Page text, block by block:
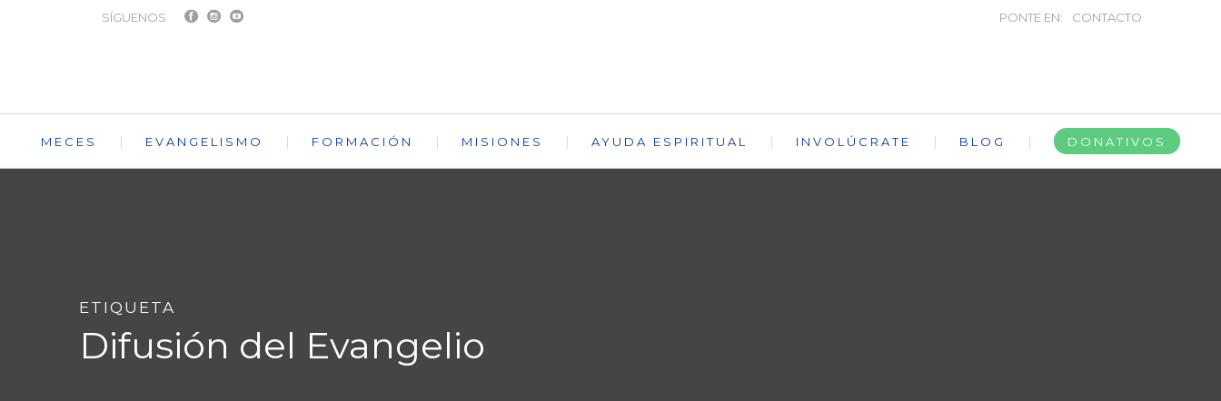
SÍGUENOS PONTE EN: CONTACTO
MECES EVANGELISMO FORMACIÓN MISIONES AYUDA ESPIRITUAL INVOLÚCRATE BLOG DONATIVOS
ETIQUETA
Difusión del Evangelio